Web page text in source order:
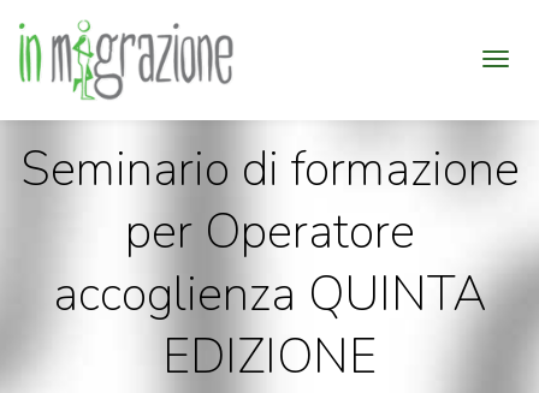
Seminario di formazione
per Operatore
accoglienza QUINTA
EDIZIONE